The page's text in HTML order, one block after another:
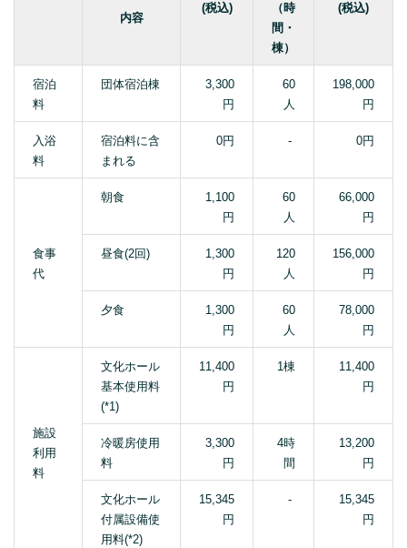
内容
(税込)
（時
間・
棟）
(税込)
宿泊
料
団体宿泊棟
3,300
円
60
人
198,000
円
入浴
料
宿泊料に含
まれる
0円 - 0円
食事
代
朝食
1,100
円
60
人
66,000
円
昼食(2回)
1,300
円
120
人
156,000
円
夕食
1,300
円
60
人
78,000
円
施設
利用
料
文化ホール
基本使用料
(*1)
11,400
円
1棟
11,400
円
冷暖房使用
料
3,300
円
4時
間
13,200
円
文化ホール
付属設備使
用料(*2)
15,345
円
-
15,345
円